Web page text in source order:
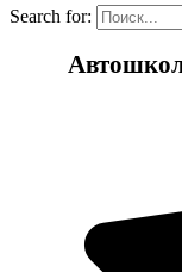
Search for: